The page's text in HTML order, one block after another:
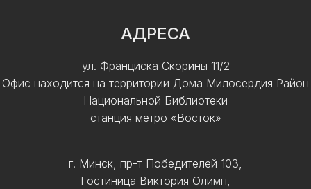
АДРЕСА
ул. Франциска Скорины 11/2
Офис находится на территории Дома Милосердия Район
Национальной Библиотеки
станция метро «Восток»
г. Минск, пр-т Победителей 103,
Гостиница Виктория Олимп,